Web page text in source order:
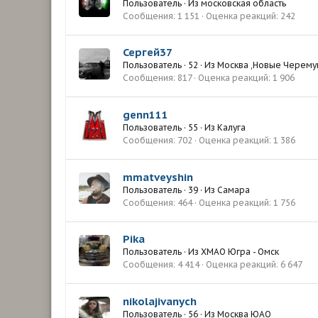
Пользователь · Из московская область
Сообщения 1 151 Оценка реакций 242
Сергей37
Пользователь · 52 · Из Москва ,Новые
Сообщения 817 Оценка реакций 1 906
genn111
Пользователь · 55 · Из Калуга
Сообщения 702 Оценка реакций 1 386
mmatveyshin
Пользователь · 39 · Из Самара
Сообщения 464 Оценка реакций 1 756
Pika
Пользователь · Из ХМАО Югра - Омск
Сообщения 4 414 Оценка реакций 6 647
nikolajivanych
Пользователь · 56 · Из Москва ЮАО